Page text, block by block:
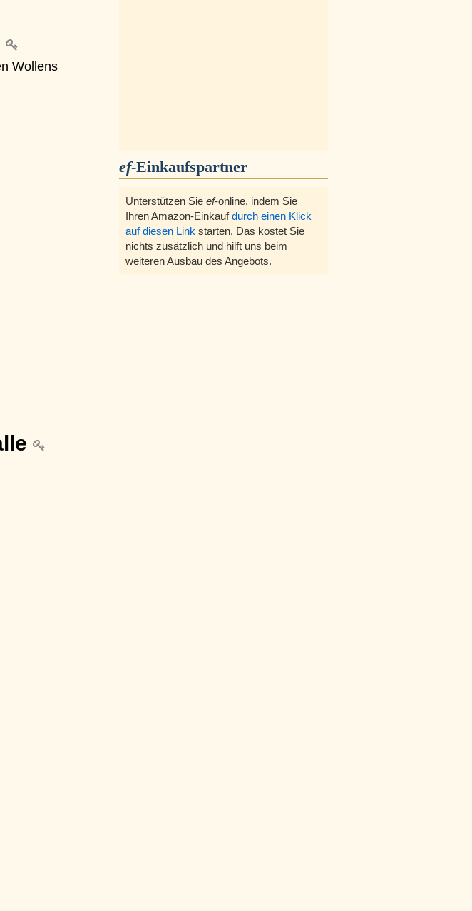
Wollens
ef-Einkaufspartner
Unterstützen Sie ef-online, indem Sie
Ihren Amazon-Einkaufdurch einen Klick
auf diesen Link starten, Das kostet Sie
nichts zusätzlich und hilft uns beim
weiteren Ausbau des Angebots.